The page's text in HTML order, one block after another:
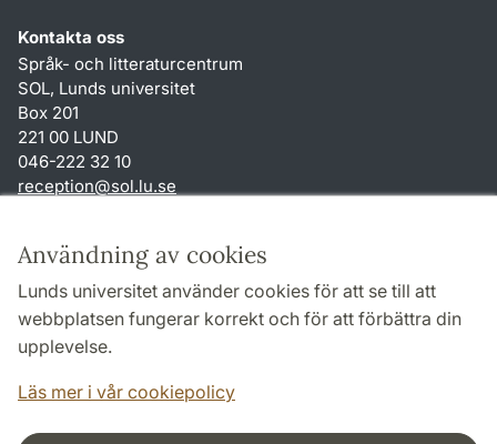
Användning av cookies
Lunds universitet använder cookies för att se till att
webbplatsen fungerar korrekt och för att förbättra din
upplevelse.
Läs mer i vår cookiepolicy
Kontakta oss
Språk- och litteraturcentrum
SOL, Lunds universitet
Box 201
221 00 LUND
046-222 32 10
reception@sol.lu.se
Genvägar
Om webbplatsen och cookies
Behandling av personuppgifter
Tillgänglighetsredogörelse